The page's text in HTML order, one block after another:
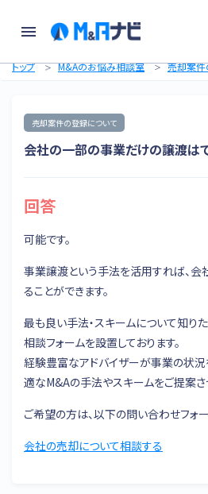
トップ M&Aのお悩み相談室 売却案件
売却案件の登録について
会社の一部の事業だけの譲渡は
回答
可能です。
事業譲渡という手法を活用すれば、
ることができます。
最も良い手法・スキームについて知り
相談フォームを設置しております。
経験豊富なアドバイザーが事業の状況
適なM&Aの手法やスキームをご提案さ
ご希望の方は、以下の問い合わせフォ
会社の売却について相談する